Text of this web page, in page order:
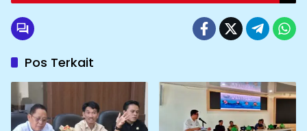
Pos Terkait